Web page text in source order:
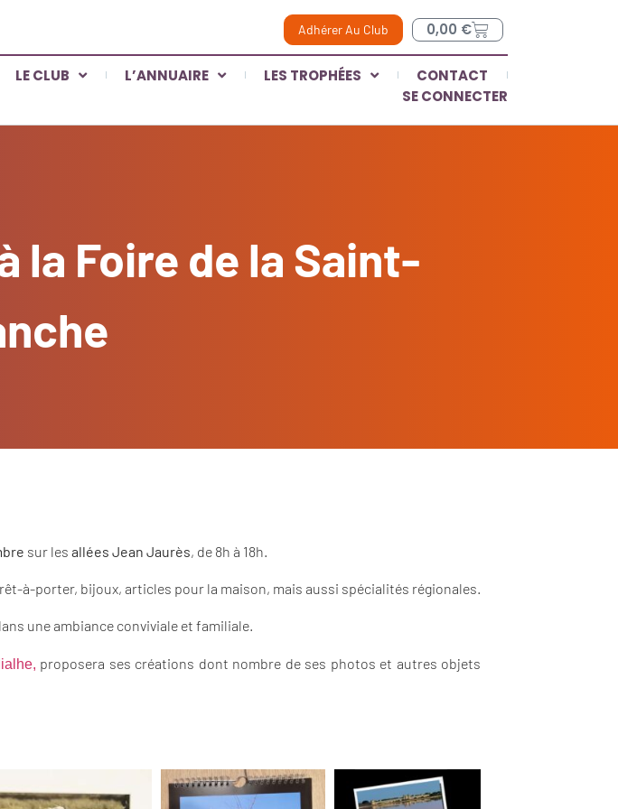
Adhérer Au Club 0,00 €
LE CLUB L’ANNUAIRE LES TROPHÉES
CONTACT
SE CONNECTER
la Foire de la Saint-
sur les allées Jean Jaurès, de 8h à 18h.
à-porter, bijoux, articles pour la maison, mais aussi spécialités régionales.
une ambiance conviviale et familiale.
proposera ses créations dont nombre de ses photos et autres objets